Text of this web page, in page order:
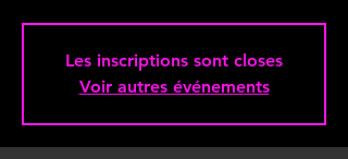
Les inscriptions sont closes
Voir autres événements